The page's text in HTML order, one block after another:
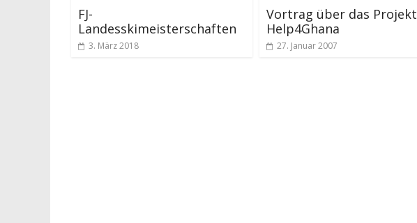
FJ-
Landesskimeisterschaften
3. März 2018
Vortrag über das Projekt
Help4Ghana
27. Januar 2007